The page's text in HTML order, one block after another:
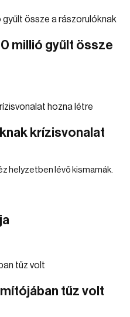
millió gyűlt össze
krízisvonalat
helyzetben lévő kismamák.
tűz volt